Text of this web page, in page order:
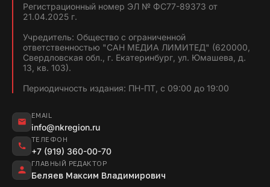
Регистрационный номер ЭЛ № ФС77-89373 от
21.04.2025 г.
Учредитель: Общество с ограниченной
ответственностью "САН МЕДИА ЛИМИТЕД" (620000,
Свердловская обл., г. Екатеринбург, ул. Юмашева, д.
13, кв. 103).
Периодичность издания: ПН-ПТ, с 09:00 до 19:00
EMAIL
info@nkregion.ru
ТЕЛЕФОН
+7 (919) 360-00-70
ГЛАВНЫЙ РЕДАКТОР
Беляев Максим Владимирович